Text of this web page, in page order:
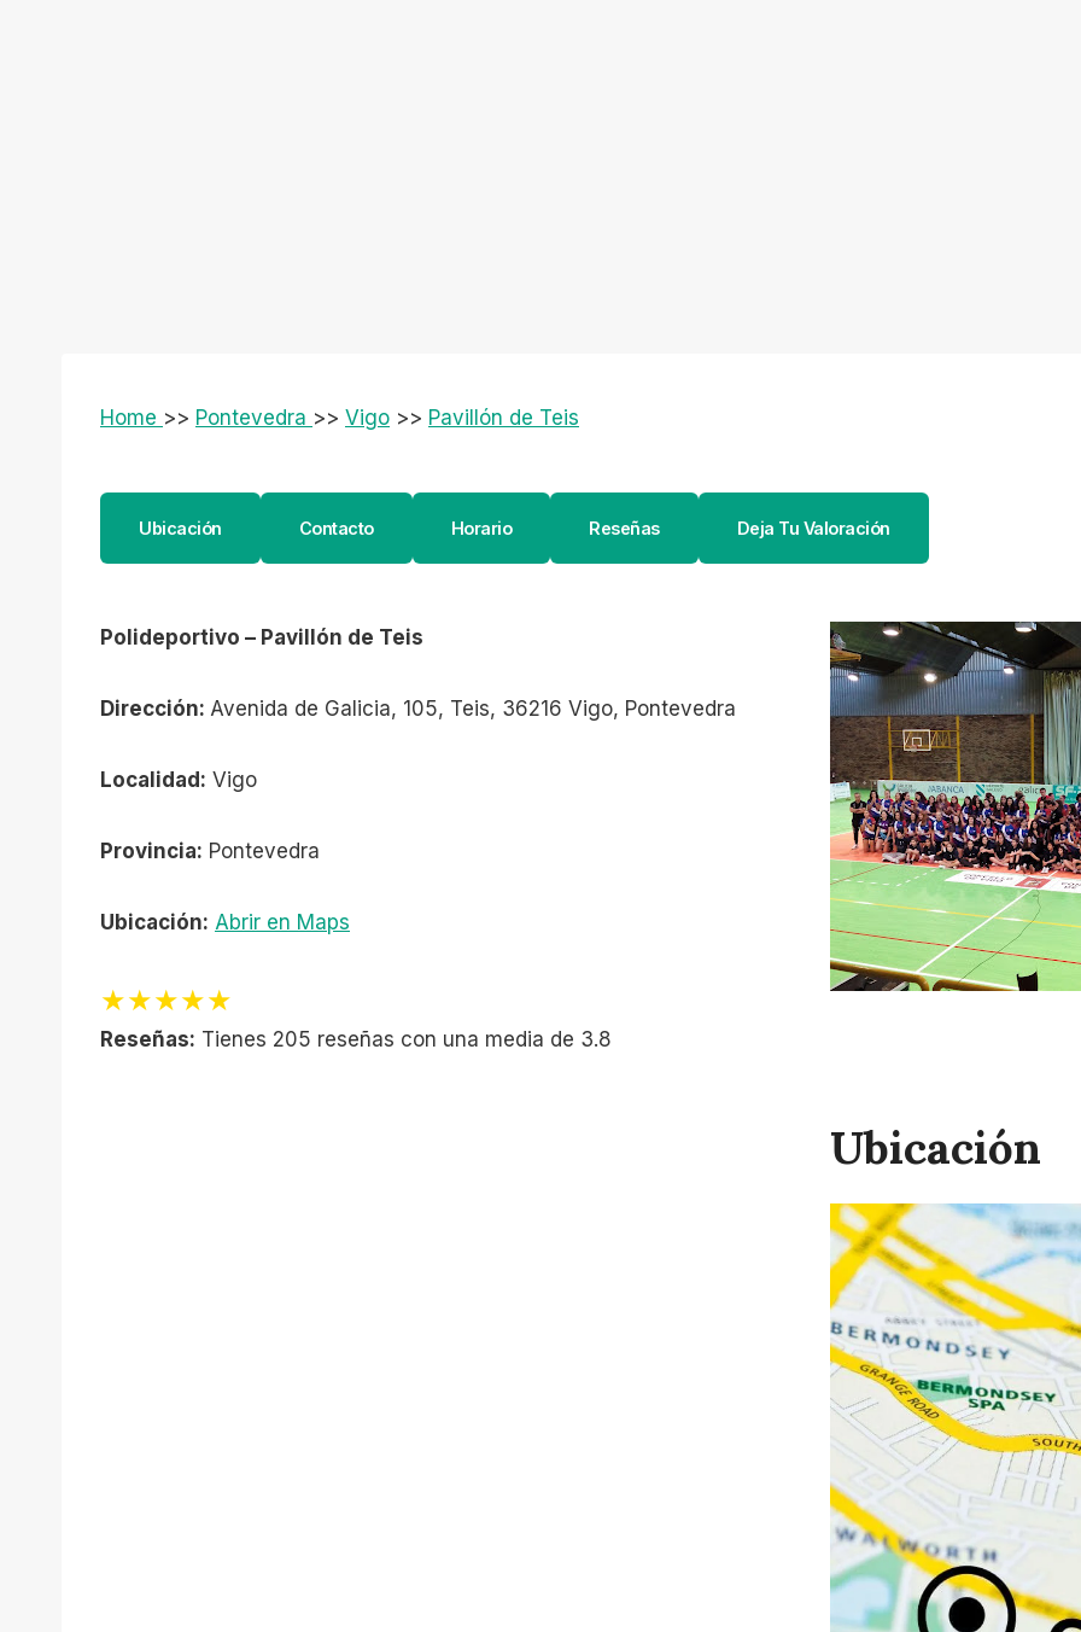
Home >> Pontevedra >> Vigo >> Pavillón de Teis
Ubicación Contacto Horario Reseñas Deja Tu Valoración
Polideportivo – Pavillón de Teis
Dirección: Avenida de Galicia, 105, Teis, 36216 Vigo, Pontevedra
Localidad: Vigo
Provincia: Pontevedra
Ubicación: Abrir en Maps
★★★★★
Reseñas: Tienes 205 reseñas con una media de 3.8
Ubicación